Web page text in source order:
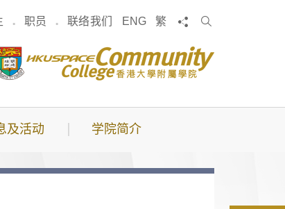
职员 联络我们 ENG 繁 分享
搜
及活动 学院简介